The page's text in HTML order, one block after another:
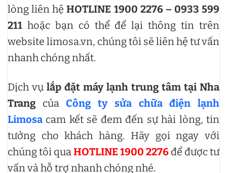
lòng liên hệHOTLINE 1900 2276 – 0933 599
211 hoặc bạn có thể để lại thông tin trên
website limosa.vn, chúng tôi sẽ liên hệ tư vấn
nhanh chóng nhất.
Dịch vụ lắp đặt máy lạnh trung tâm tại Nha
Trang củaCông ty sửa chữa điện lạnh
Limosa cam kết sẽ đem đến sự hài lòng, tin
tưởng cho khách hàng. Hãy gọi ngay với
chúng tôi quaHOTLINE 1900 2276 để được tư
vấn và hỗ trợ nhanh chóng nhé.